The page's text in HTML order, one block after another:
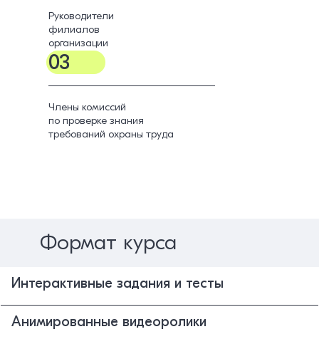
Руководители
филиалов
организации
03
Члены комиссий
по проверке знания
требований охраны труда
Формат курса
Интерактивные задания и тесты
Анимированные видеоролики